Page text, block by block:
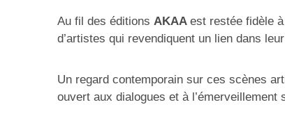
Au fil des éditions AKAA est restée fidèle
d’artistes qui revendiquent un lien dans
Un regard contemporain sur ces scènes
ouvert aux dialogues et à